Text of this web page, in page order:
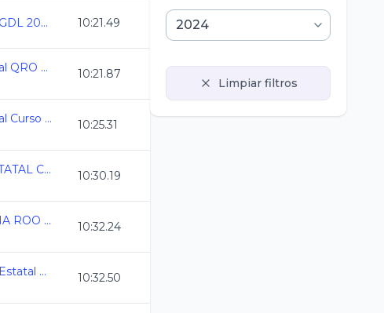
Speedo Grand Prix GDL 2024 10:21.49
Campeonato Estatal QRO CC 2024 10:21.87
Campeonato Estatal Curso Corto Morelos 24 10:25.31
CAMPEONATO ESTATAL CC 2024 MICH 10:30.19
ESTATAL QUINTANA ROO CC 2024 10:32.24
AGS_Campeonato Estatal de Natacion CC2024 10:32.50
Limpiar filtros